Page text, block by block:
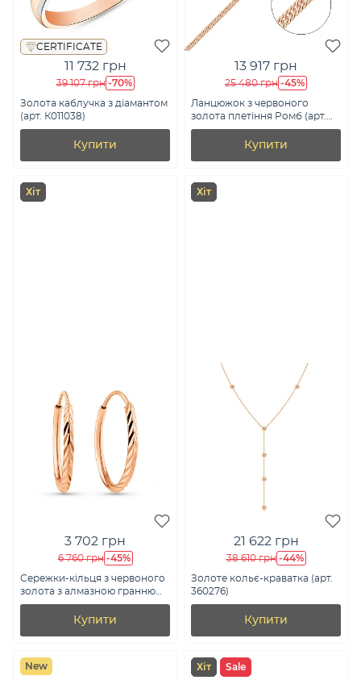
CERTIFICATE
11 732 грн
39 107 грн -70%
Золота каблучка з діамантом
(арт. К011038)
Купити
13 917 грн
25 480 грн -45%
Ланцюжок з червоного
золота плетіння Ромб (арт.
303002)
Купити
Хіт
3 702 грн
6 760 грн -45%
Сережки-кільця з червоного
золота з алмазною гранню
(арт. 121904/10)
Купити
Хіт
21 622 грн
38 610 грн -44%
Золоте кольє-краватка (арт.
360276)
Купити
New Хіт Sale